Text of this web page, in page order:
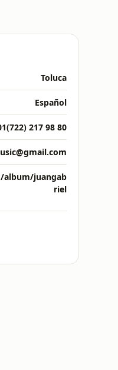
Toluca
Español
217 98 80
album/juangab
riel